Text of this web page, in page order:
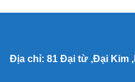
Địa chỉ: 81 Đại từ ,Đại Kim